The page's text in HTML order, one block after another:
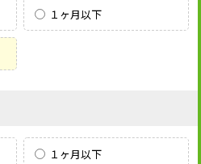
１ヶ月以下
１ヶ月以下